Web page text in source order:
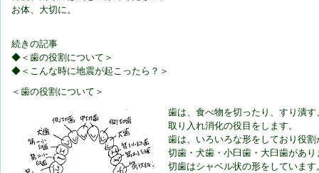
お体、大切に。
続きの記事
◆＜歯の役割について＞
◆＜こんな時に地震が起こったら？＞
＜歯の役割について＞
歯は、食べ物を切ったり、すり潰
取り入れ消化の役目をします。
歯は、いろいろな形をしており役割
切歯・犬歯・小臼歯・大臼歯があり
切歯はシャベル状の形をしていま